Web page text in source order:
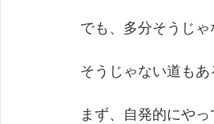
でも、多分そうじ
そうじゃない道も
まず、自発的にや